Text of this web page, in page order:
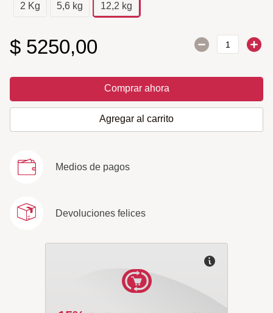
2 Kg 5,6 kg 12,2 kg
$ 5250,00
Comprar ahora
Agregar al carrito
Medios de pagos
Devoluciones felices